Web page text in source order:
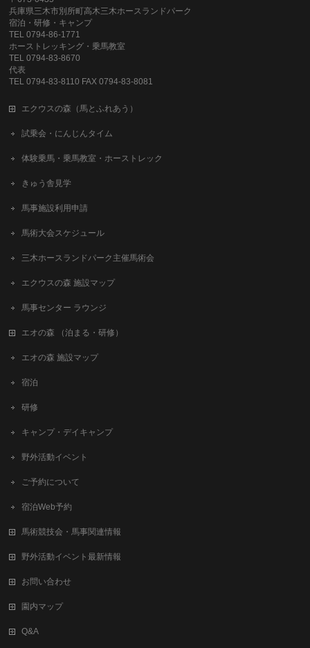
兵庫県三木市別所町高木三木ホースランドパーク
宿泊・研修・キャンプ
TEL 0794-86-1771
ホーストレッキング・乗馬教室
TEL 0794-83-8670
代表
TEL 0794-83-8110 FAX 0794-83-8081
エクウスの森（馬とふれあう）
試乗会・にんじんタイム
体験乗馬・乗馬教室・ホーストレック
きゅう舎見学
馬事施設利用申請
馬術大会スケジュール
三木ホースランドパーク主催馬術会
エクウスの森 施設マップ
馬事センター ラウンジ
エオの森 （泊まる・研修）
エオの森 施設マップ
宿泊
研修
キャンプ・デイキャンプ
野外活動イベント
ご予約について
宿泊Web予約
馬術競技会・馬事関連情報
野外活動イベント最新情報
お問い合わせ
園内マップ
Q&A